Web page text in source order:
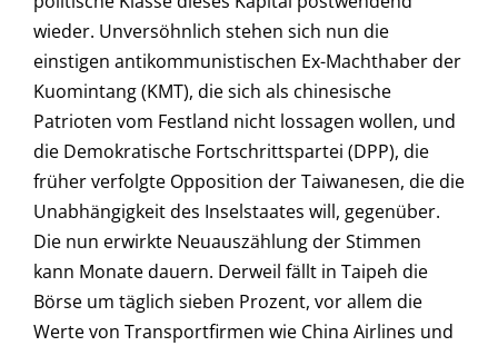
wieder. Unversöhnlich stehen sich nun die
einstigen antikommunistischen Ex-Machthaber der
Kuomintang (KMT), die sich als chinesische
Patrioten vom Festland nicht lossagen wollen, und
die Demokratische Fortschrittspartei (DPP), die
früher verfolgte Opposition der Taiwanesen, die die
Unabhängigkeit des Inselstaates will, gegenüber.
Die nun erwirkte Neuauszählung der Stimmen
kann Monate dauern. Derweil fällt in Taipeh die
Börse um täglich sieben Prozent, vor allem die
Werte von Transportfirmen wie China Airlines und